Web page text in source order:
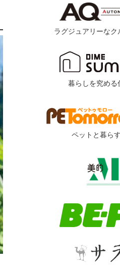
ラグジュアリーなク
暮らしを究める
ペットと暮ら